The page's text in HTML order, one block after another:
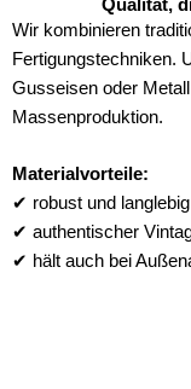
Qualität,
Wir kombinieren
Fertigungstechniken.
Gusseisen oder
Massenproduktion.
Materialvorteile:
✔ robust und langlebig
✔ authentischer
✔ hält auch bei